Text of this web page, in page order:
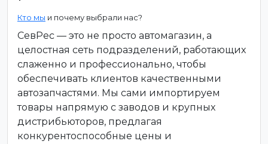
Кто мы и почему выбрали нас?
СевРес — это не просто автомагазин, а
целостная сеть подразделений, работающих
слаженно и профессионально, чтобы
обеспечивать клиентов качественными
автозапчастями. Мы сами импортируем
товары напрямую с заводов и крупных
дистрибьюторов, предлагая
конкурентоспособные цены и